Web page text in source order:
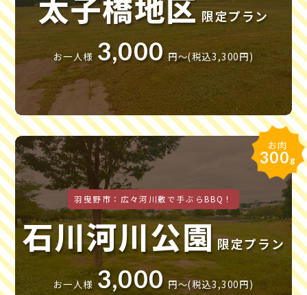
限定プラン
お一人様 3,000 円〜(税込3,300円)
お肉
300g
羽曳野市：広々河川敷で手ぶらBBQ！
石川河川公園限定プラン
お一人様 3,000 円〜(税込3,300円)